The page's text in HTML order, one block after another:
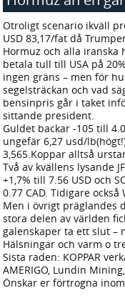
Otroligt scenario ikväll
USD 83,17/fat då
Hormuz och alla iranska
betala tull till USA på
ingen gräns – men för
segelsträckan och vad
bensinpris går i taket
sittande president.
Guldet backar -105 till
ungefär 6,27 usd/
3,565.Koppar alltså
Två av kvällens lysande
+1,7% till 7.56 USD och
0.77 CAD. Tidigare också
Men i övrigt präglandes
stora delen av världen
galenskaper ta ett slut –
Hälsningar och varm o
Sista raden: KOPPAR
AMERIGO, Lundin
Önskar er förtrogna